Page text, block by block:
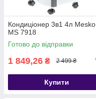
Кондиціонер 3в1 4л Mesko
MS 7918
Готово до відправки
1 849,26 ₴ 2 499 ₴
Купити